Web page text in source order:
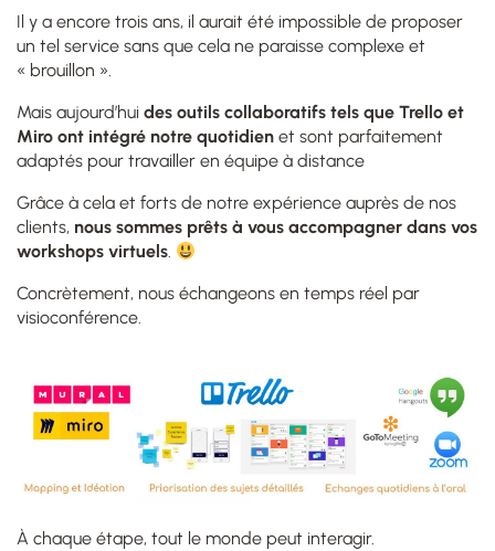
Il y a encore trois ans, il aurait été impossible de proposer
un tel service sans que cela ne paraisse complexe et
« brouillon ».
Mais aujourd’hui des outils collaboratifs tels que Trello et
Miro ont intégré notre quotidien et sont parfaitement
adaptés pour travailler en équipe à distance
Grâce à cela et forts de notre expérience auprès de nos
clients, nous sommes prêts à vous accompagner dans vos
workshops virtuels.
Concrètement, nous échangeons en temps réel par
visioconférence.
À chaque étape, tout le monde peut interagir.